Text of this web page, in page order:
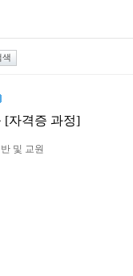
[자격증 과정]
및 교원